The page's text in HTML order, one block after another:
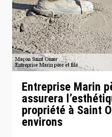
Entreprise Marin
assurera
propriété à Saint
environs